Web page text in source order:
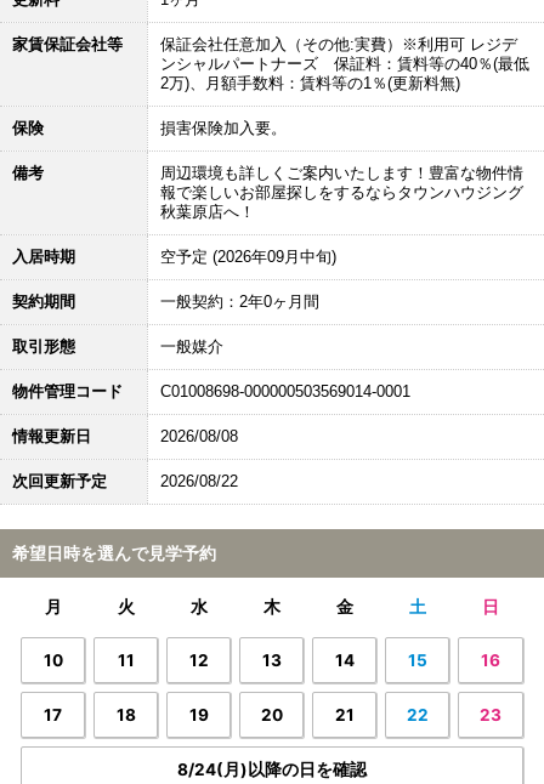
家賃保証会社等
保証会社任意加入（その他:実費）※利用可 レジデ
ンシャルパートナーズ 保証料：賃料等の40％(最低
2万)、月額手数料：賃料等の1％(更新料無)
保険 損害保険加入要。
備考
周辺環境も詳しくご案内いたします！豊富な物件情
報で楽しいお部屋探しをするならタウンハウジング
秋葉原店へ！
入居時期 空予定 (2026年09月中旬)
契約期間 一般契約：2年0ヶ月間
取引形態 一般媒介
物件管理コード C01008698-000000503569014-0001
情報更新日 2026/08/08
次回更新予定 2026/08/22
希望日時を選んで見学予約
月 火 水 木 金 土 日
10 11 12 13 14 15 16
17 18 19 20 21 22 23
8/24(月)以降の日を確認